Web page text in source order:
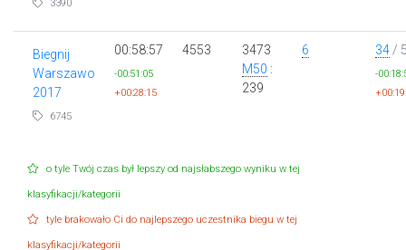
3390
Biegnij
Warszawo
2017
6745
00:58:57
-00:51:05
+00:28:15
4553
3473
M50 :
239
6 34 /
-
o tyle Twój czas był lepszy od najsłabszego wyniku w tej
klasyfikacji/kategorii
tyle brakowało Ci do najlepszego uczestnika biegu w tej
klasyfikacji/kategorii